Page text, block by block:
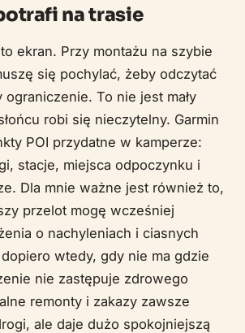
na trasie
ekran. Przy montażu na szybie
się pochylać, żeby odczytać
To nie jest mały
robi się nieczytelny. Garmin
POI przydatne w kamperze:
stacje, miejsca odpoczynku i
Dla mnie ważne jest również to,
przelot mogę wcześniej
o nachyleniach i ciasnych
wtedy, gdy nie ma gdzie
nie zastępuje zdrowego
remonty i zakazy zawsze
ale daje dużo spokojniejszą